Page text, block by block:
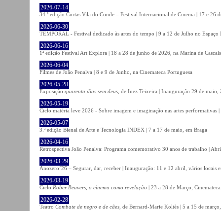
2026-07-14
34.ª edição Curtas Vila do Conde – Festival Internacional de Cinema | 17 e 26
2026-06-30
TEMPORAL - Festival dedicado às artes do tempo | 9 a 12 de Julho no
2026-06-16
1ª edição Festival Art Explora | 18 a 28 de junho de 2026, na Marina de Cascais
2026-06-04
Filmes de João Penalva | 8 e 9 de Junho, na Cinemateca Portuguesa
2026-05-28
Exposição quarenta dias sem deus , de Inez Teixeira | Inauguração 29 de
2026-05-19
Ciclo matéria leve 2026 - Sobre imagem e imaginação nas artes
2026-05-07
3.ª edição Bienal de Arte e Tecnologia INDEX | 7 a 17 de maio, em Braga
2026-04-16
Retrospectiva João Penalva: Programa comemorativo 30 anos de trabalho |
2026-03-29
Anozero’26 – Segurar, dar, receber | Inauguração: 11 e 12 abril, vários locais
2026-03-19
Ciclo Rober Beavers, o cinema como revelação | 23 a 28 de Março,
2026-02-28
Teatro Combate de negro e de cães , de Bernard-Marie Koltès | 5 a 15 de